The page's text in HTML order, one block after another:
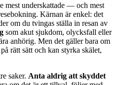
mest underskattade — och mest
Kärnan är enkel: det
om du tvingas ställa in resan av
som akut sjukdom, olycksfall eller
anhörig. Men det gäller bara om
rätt sätt och kan styrka skälet,
saker. Anta aldrig att skyddet